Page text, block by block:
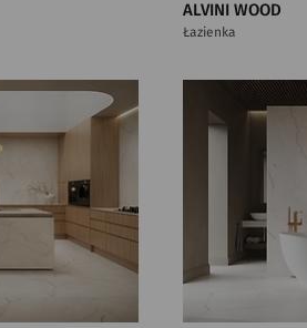
ALVINI WOOD
Łazienka